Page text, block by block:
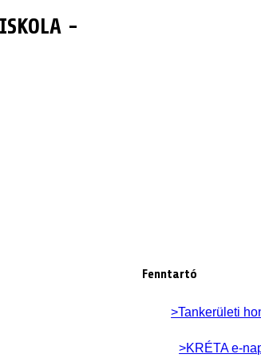
-
Fenntartó
>Tankerületi
>KRÉTA e-